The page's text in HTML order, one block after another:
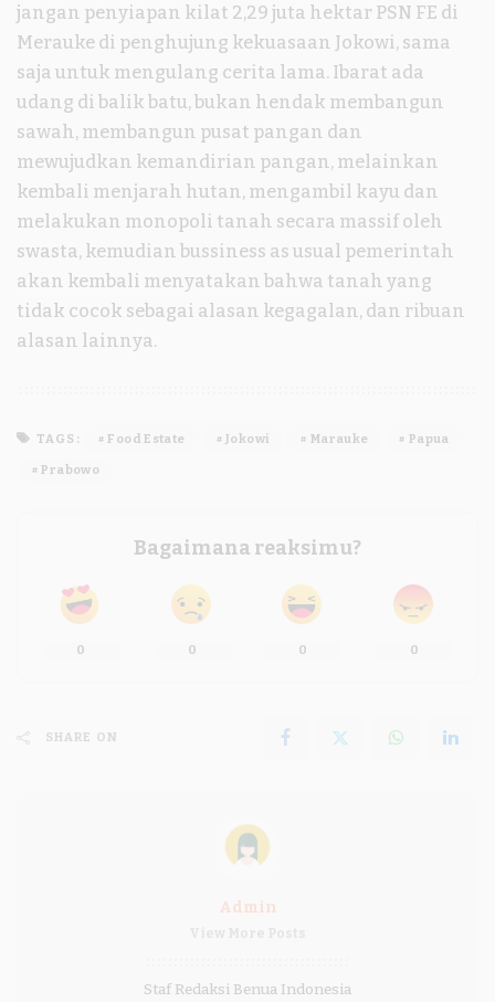
jangan penyiapan kilat 2,29 juta hektar PSN FE di
Merauke di penghujung kekuasaan Jokowi, sama
saja untuk mengulang cerita lama. Ibarat ada
udang di balik batu, bukan hendak membangun
sawah, membangun pusat pangan dan
mewujudkan kemandirian pangan, melainkan
kembali menjarah hutan, mengambil kayu dan
melakukan monopoli tanah secara massif oleh
swasta, kemudian bussiness as usual pemerintah
akan kembali menyatakan bahwa tanah yang
tidak cocok sebagai alasan kegagalan, dan ribuan
alasan lainnya.
TAGS: Food Estate Jokowi Marauke Papua
Prabowo
Bagaimana reaksimu?
0 0 0 0
SHARE ON
Admin
Staf Redaksi Benua Indonesia